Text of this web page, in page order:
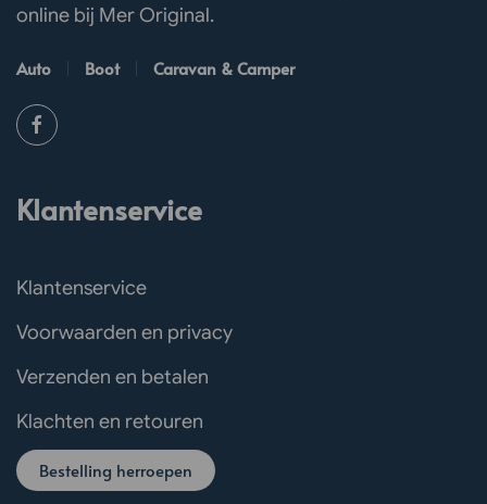
online bij Mer Original.
Auto Boot Caravan & Camper
Klantenservice
Klantenservice
Voorwaarden en privacy
Verzenden en betalen
Klachten en retouren
Bestelling herroepen